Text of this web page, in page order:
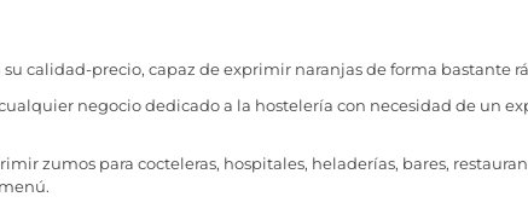
calidad-precio, capaz de exprimir naranjas de forma bastante
negocio dedicado a la hostelería con necesidad de un
zumos para cocteleras, hospitales, heladerías, bares,